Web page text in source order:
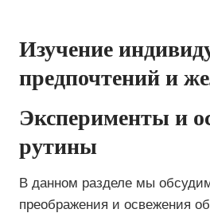
Изучение
предпочтений и
Эксперименты и
рутины
В данном разделе мы
преображения и освежения